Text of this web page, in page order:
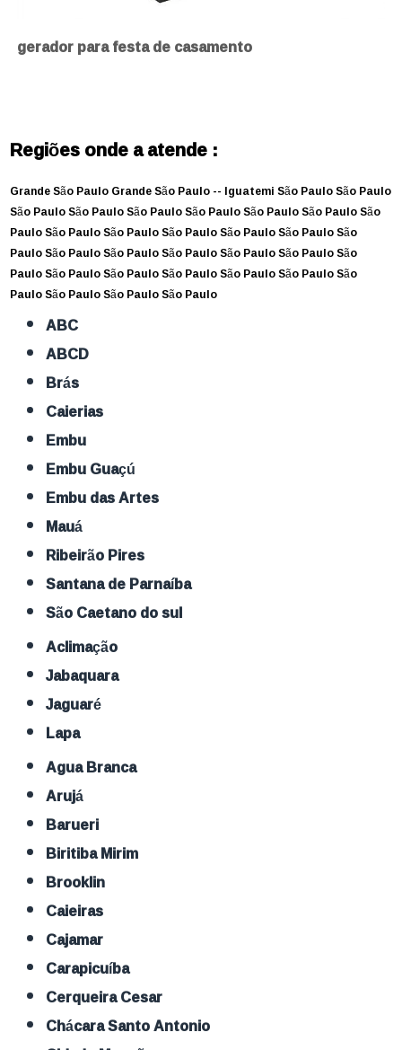
gerador para festa de casamento
Regiões onde a atende :
Grande São PauloGrande São Paulo -- IguatemiSão PauloSão Paulo
São PauloSão PauloSão PauloSão PauloSão PauloSão PauloSão
PauloSão PauloSão PauloSão PauloSão PauloSão PauloSão
PauloSão PauloSão PauloSão PauloSão PauloSão PauloSão
PauloSão PauloSão PauloSão PauloSão PauloSão PauloSão
PauloSão PauloSão PauloSão Paulo
ABC
ABCD
Brás
Caierias
Embu
Embu Guaçú
Embu das Artes
Mauá
Ribeirão Pires
Santana de Parnaíba
São Caetano do sul
Aclimação
Jabaquara
Jaguaré
Lapa
Agua Branca
Arujá
Barueri
Biritiba Mirim
Brooklin
Caieiras
Cajamar
Carapicuíba
Cerqueira Cesar
Chácara Santo Antonio